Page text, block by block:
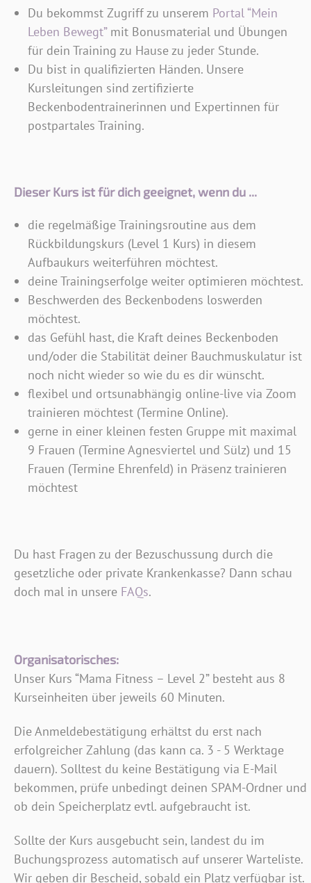
Du bekommst Zugriff zu unserem Portal “Mein
Leben Bewegt”mit Bonusmaterial und Übungen
für dein Training zu Hause zu jeder Stunde.
Du bist in qualifizierten Händen. Unsere
Kursleitungen sind zertifizierte
Beckenbodentrainerinnen und Expertinnen für
postpartales Training.
Dieser Kurs ist für dich geeignet, wenn du ...
die regelmäßige Trainingsroutine aus dem
Rückbildungskurs (Level 1 Kurs) in diesem
Aufbaukurs weiterführen möchtest.
deine Trainingserfolge weiter optimieren möchtest.
Beschwerden des Beckenbodens loswerden
möchtest.
das Gefühl hast, die Kraft deines Beckenboden
und/oder die Stabilität deiner Bauchmuskulatur ist
noch nicht wieder so wie du es dir wünscht.
flexibel und ortsunabhängig online-live via Zoom
trainieren möchtest (Termine Online).
gerne in einer kleinen festen Gruppe mit maximal
9 Frauen (Termine Agnesviertel und Sülz) und 15
Frauen (Termine Ehrenfeld) in Präsenz trainieren
möchtest
Du hast Fragen zu der Bezuschussung durch die
gesetzliche oder private Krankenkasse? Dann schau
doch mal in unsere FAQs.
Organisatorisches:
Unser Kurs “Mama Fitness – Level 2” besteht aus 8
Kurseinheiten über jeweils 60 Minuten.
Die Anmeldebestätigung erhältst du erst nach
erfolgreicher Zahlung (das kann ca. 3 - 5 Werktage
dauern). Solltest du keine Bestätigung via E-Mail
bekommen, prüfe unbedingt deinen SPAM-Ordner und
ob dein Speicherplatz evtl. aufgebraucht ist.
Sollte der Kurs ausgebucht sein, landest du im
Buchungsprozess automatisch auf unserer Warteliste.
Wir geben dir Bescheid, sobald ein Platz verfügbar ist.